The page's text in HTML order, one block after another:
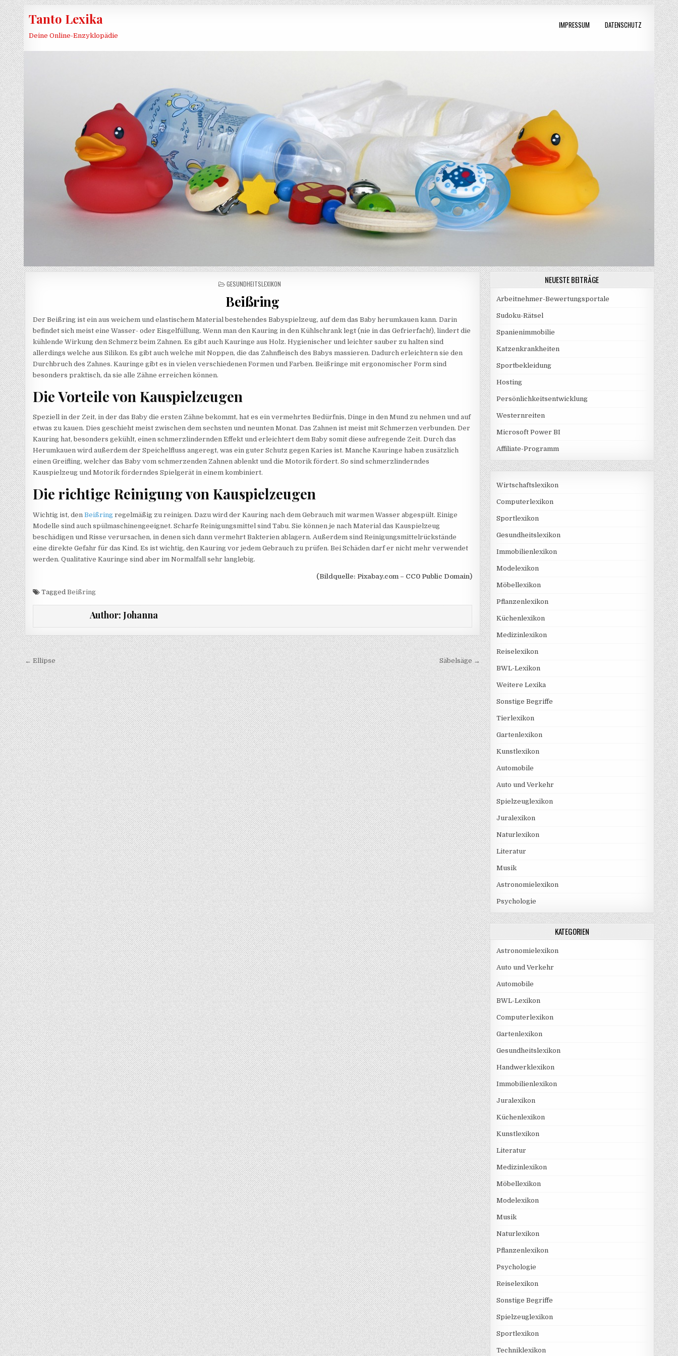
Skip to content
Tanto Lexika
Deine Online-Enzyklopädie
IMPRESSUM DATENSCHUTZ
POSTED IN
GESUNDHEITSLEXIKON
Beißring
Der Beißring ist ein aus weichem und elastischem Material bestehendes Babyspielzeug, auf dem das Baby herumkauen kann. Darin
befindet sich meist eine Wasser- oder Eisgelfüllung. Wenn man den Kauring in den Kühlschrank legt (nie in das Gefrierfach!), lindert die
kühlende Wirkung den Schmerz beim Zahnen. Es gibt auch Kauringe aus Holz. Hygienischer und leichter sauber zu halten sind
allerdings welche aus Silikon. Es gibt auch welche mit Noppen, die das Zahnfleisch des Babys massieren. Dadurch erleichtern sie den
Durchbruch des Zahnes. Kauringe gibt es in vielen verschiedenen Formen und Farben. Beißringe mit ergonomischer Form sind
besonders praktisch, da sie alle Zähne erreichen können.
Die Vorteile von Kauspielzeugen
Speziell in der Zeit, in der das Baby die ersten Zähne bekommt, hat es ein vermehrtes Bedürfnis, Dinge in den Mund zu nehmen und auf
etwas zu kauen. Dies geschieht meist zwischen dem sechsten und neunten Monat. Das Zahnen ist meist mit Schmerzen verbunden. Der
Kauring hat, besonders gekühlt, einen schmerzlindernden Effekt und erleichtert dem Baby somit diese aufregende Zeit. Durch das
Herumkauen wird außerdem der Speichelfluss angeregt, was ein guter Schutz gegen Karies ist. Manche Kauringe haben zusätzlich
einen Greifling, welcher das Baby vom schmerzenden Zahnen ablenkt und die Motorik fördert. So sind schmerzlinderndes
Kauspielzeug und Motorik förderndes Spielgerät in einem kombiniert.
Die richtige Reinigung von Kauspielzeugen
Wichtig ist, denBeißring regelmäßig zu reinigen. Dazu wird der Kauring nach dem Gebrauch mit warmen Wasser abgespült. Einige
Modelle sind auch spülmaschinengeeignet. Scharfe Reinigungsmittel sind Tabu. Sie können je nach Material das Kauspielzeug
beschädigen und Risse verursachen, in denen sich dann vermehrt Bakterien ablagern. Außerdem sind Reinigungsmittelrückstände
eine direkte Gefahr für das Kind. Es ist wichtig, den Kauring vor jedem Gebrauch zu prüfen. Bei Schäden darf er nicht mehr verwendet
werden. Qualitative Kauringe sind aber im Normalfall sehr langlebig.
(Bildquelle: Pixabay.com – CC0 Public Domain)
TaggedBeißring
Author: Johanna
Beitragsnavigation
← Ellipse Säbelsäge →
NEUESTE BEITRÄGE
Arbeitnehmer-Bewertungsportale
Sudoku-Rätsel
Spanienimmobilie
Katzenkrankheiten
Sportbekleidung
Hosting
Persönlichkeitsentwicklung
Westernreiten
Microsoft Power BI
Affiliate-Programm
Wirtschaftslexikon
Computerlexikon
Sportlexikon
Gesundheitslexikon
Immobilienlexikon
Modelexikon
Möbellexikon
Pflanzenlexikon
Küchenlexikon
Medizinlexikon
Reiselexikon
BWL-Lexikon
Weitere Lexika
Sonstige Begriffe
Tierlexikon
Gartenlexikon
Kunstlexikon
Automobile
Auto und Verkehr
Spielzeuglexikon
Juralexikon
Naturlexikon
Literatur
Musik
Astronomielexikon
Psychologie
KATEGORIEN
Astronomielexikon
Auto und Verkehr
Automobile
BWL-Lexikon
Computerlexikon
Gartenlexikon
Gesundheitslexikon
Handwerklexikon
Immobilienlexikon
Juralexikon
Küchenlexikon
Kunstlexikon
Literatur
Medizinlexikon
Möbellexikon
Modelexikon
Musik
Naturlexikon
Pflanzenlexikon
Psychologie
Reiselexikon
Sonstige Begriffe
Spielzeuglexikon
Sportlexikon
Techniklexikon